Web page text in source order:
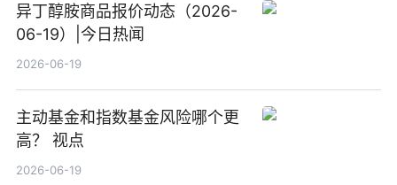
异丁醇胺商品报价动态（2026-
06-19）|今日热闻
2026-06-19
主动基金和指数基金风险哪个更
高？ 视点
2026-06-19